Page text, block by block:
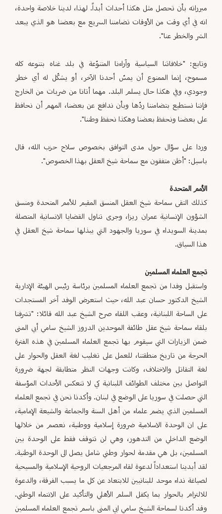
مبرراته بأن تحصل مثل هكذا أحداث أبداً. لهذا، لدينا خلاصة واحدة،
انه في أي وقت من الأوقات تضامننا السريع مع بعضنا هو الذي يبعد
الشر والخطر عنا".
وتابع: "خلافاتنا السياسية وآراءنا المتنوّعة في بلد غناه بتنوعه كله
مسموح، إنما الممنوع أن يمسّ أحدنا الآخر، أو يشكّل له أي خطر
وجودي، وفي هكذا حال يسلم البلد. مهما أتانا من ضربات من الخارج
فإننا نستطيع بتضامننا ردّها وبأن ندافع عن بعضنا، المهم أن نحافظ
على بعضنا ونحفظ بعضنا وهكذا نحفظ وطننا".
وردا على سؤال حول مدى التوافق بخصوص سلاح حزب الله، قال
باسيل: "أظن متفقون مع سماحة شيخ العقل بهذا الخصوص".
الأمم المتحدة
كذلك التقى سماحة شيخ العقل المنسق المقيم للأمم المتحدة ومنسق
الشؤون الإنسانية عمران ريزا، وجرى تناول القضايا الانسانية المتصلة
بمدينة السويداء في سوريا والجهود التي يبذلها سماحة شيخ العقل في
هذا السياق.
تجمع العلماء المسلمين
واستقبل وفدا من تجمع العلماء المسلمين برئاسة رئيس الهيئة الإدارية
الشيخ الدكتور حسان عبد الله، حيث استعرض الوفد آخر المستجدات
على الساحة اللبنانية، وعقب اللقاء صرح الشيخ عبد الله قائلا: "تشرفنا
بلقاء سماحة شيخ عقل طائفة الموحدين الدروز الشيخ سامي أبي المنى
ضمن الزيارات التي سيقوم بها تجمع العلماء المسلمين في هذه الفترة
الحرجة من تاريخ منطقتنا، للعمل على تغليب لغة العقل والحوار على
لغة التقاتل والاختلاف، وكانت وجهات النظر متطابقة لجهة ضرورة
التواصل بين مختلف الطوائف اللبنانية كي لا تنعكس الأحداث المؤسفة
التي حصلت في سوريا على الوضع في لبنان. وأكدنا نحن في تجمع العلماء
المسلمين الذي يضم علماء من أهل السنة والجماعة والشيعة الإمامية،
على ان الوحدة الاسلامية ضرورة إسلامية ووطنية، نعصم من خلالها
الوضع الداخلي من التدهور، وهي لن تتوقف فقط على الوحدة بين
المسلمين، بل هي مقدمة لحوار وطني شامل يصل الى الوحدة الوطنية.
لقد أبدينا استعداداً لدعوة لقاء المرجعيات الروحية الإسلامية والمسيحية
لصياغة نداء موحد للبنانيين للابتعاد عن كل ما يسبب الفرقة، والدعوة
للالتزام بالحوار بما يكفل السلم الأهلي والتأكيد على الانتماء الوطني.
وقد أكدنا لسماحة الشيخ سامي ابي المنى باسم تجمع العلماء المسلمين